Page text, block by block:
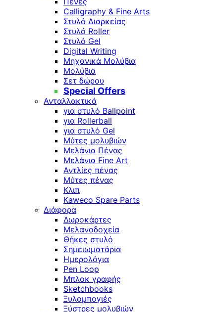
Calligraphy & Fine Arts
Στυλό Διαρκείας
Στυλό Roller
Στυλό Gel
Digital Writing
Μηχανικά Μολύβια
Μολύβια
Σετ δώρου
Special Offers
Ανταλλακτικά
για στυλό Ballpoint
για Rollerball
για στυλό Gel
Μύτες μολυβιών
Μελάνια Πένας
Μελάνια Fine Art
Αντλίες πένας
Μύτες πένας
Κλιπ
Kaweco Spare Parts
Διάφορα
Δωροκάρτες
Μελανοδοχεία
Θήκες στυλό
Σημειωματάρια
Ημερολόγια
Pen Loop
Μπλοκ γραφής
Sketchbooks
Ξυλομπογιές
Ξύστρες μολυβιών